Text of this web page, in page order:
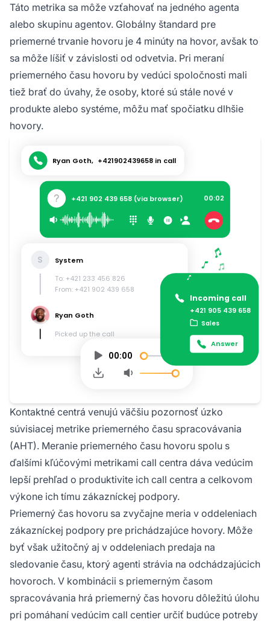
Táto metrika sa môže vzťahovať na jedného agenta
alebo skupinu agentov. Globálny štandard pre
priemerné trvanie hovoru je 4 minúty na hovor, avšak to
sa môže líšiť v závislosti od odvetvia. Pri meraní
priemerného času hovoru by vedúci spoločnosti mali
tiež brať do úvahy, že osoby, ktoré sú stále nové v
produkte alebo systéme, môžu mať spočiatku dlhšie
hovory.
Kontaktné centrá venujú väčšiu pozornosť úzko
súvisiacej metrike priemerného času spracovávania
(AHT). Meranie priemerného času hovoru spolu s
ďalšími kľúčovými metrikami call centra dáva vedúcim
lepší prehľad o produktivite ich call centra a celkovom
výkone ich tímu zákazníckej podpory.
Priemerný čas hovoru sa zvyčajne meria v oddeleniach
zákazníckej podpory pre prichádzajúce hovory. Môže
byť však užitočný aj v oddeleniach predaja na
sledovanie času, ktorý agenti strávia na odchádzajúcich
hovoroch. V kombinácii s priemerným časom
spracovávania hrá priemerný čas hovoru dôležitú úlohu
pri pomáhaní vedúcim call centier určiť budúce potreby